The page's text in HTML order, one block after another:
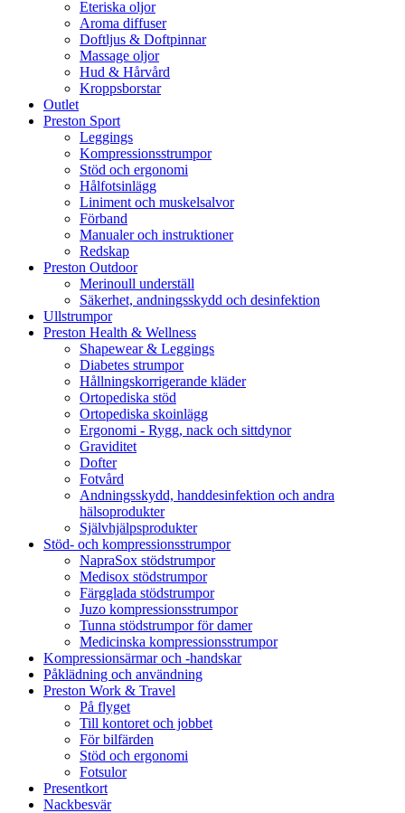
Eteriska oljor
Aroma diffuser
Doftljus & Doftpinnar
Massage oljor
Hud & Hårvård
Kroppsborstar
Outlet
Preston Sport
Leggings
Kompressionsstrumpor
Stöd och ergonomi
Hålfotsinlägg
Liniment och muskelsalvor
Förband
Manualer och instruktioner
Redskap
Preston Outdoor
Merinoull underställ
Säkerhet, andningsskydd och desinfektion
Ullstrumpor
Preston Health & Wellness
Shapewear & Leggings
Diabetes strumpor
Hållningskorrigerande kläder
Ortopediska stöd
Ortopediska skoinlägg
Ergonomi - Rygg, nack och sittdynor
Graviditet
Dofter
Fotvård
Andningsskydd, handdesinfektion och andra
hälsoprodukter
Självhjälpsprodukter
Stöd- och kompressionsstrumpor
NapraSox stödstrumpor
Medisox stödstrumpor
Färgglada stödstrumpor
Juzo kompressionsstrumpor
Tunna stödstrumpor för damer
Medicinska kompressionsstrumpor
Kompressionsärmar och -handskar
Påklädning och användning
Preston Work & Travel
På flyget
Till kontoret och jobbet
För bilfärden
Stöd och ergonomi
Fotsulor
Presentkort
Nackbesvär